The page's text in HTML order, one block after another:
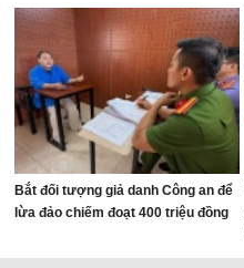
Bắt đối tượng giả danh Công an để
lừa đảo chiếm đoạt 400 triệu đồng